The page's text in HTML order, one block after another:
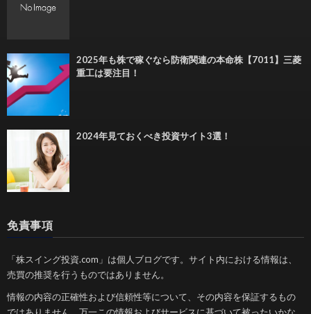
2025年も株で稼ぐなら防衛関連の本命株【7011】三菱
重工は要注目！
2024年見ておくべき投資サイト3選！
免責事項
「株スイング投資.com」は個人ブログです。サイト内における情報は、
売買の推奨を行うものではありません。
情報の内容の正確性および信頼性等について、その内容を保証するもの